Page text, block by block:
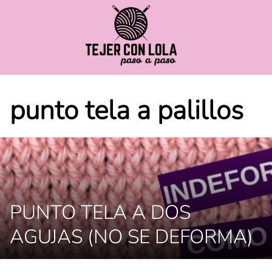
punto tela a palillos
PUNTO TELA A DOS
AGUJAS (NO SE DEFORMA)